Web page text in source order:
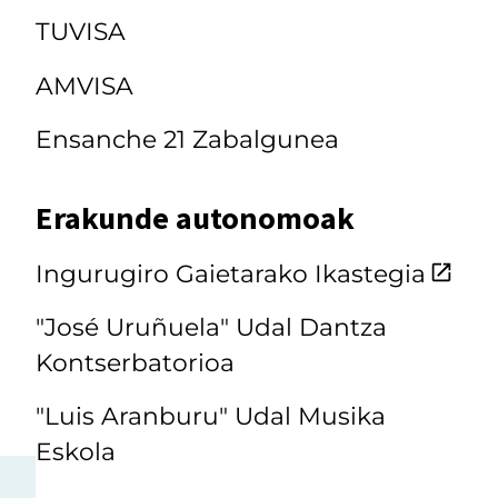
TUVISA
AMVISA
Ensanche 21 Zabalgunea
Erakunde autonomoak
Ingurugiro Gaietarako Ikastegia
"José Uruñuela" Udal Dantza
Kontserbatorioa
"Luis Aranburu" Udal Musika
Eskola